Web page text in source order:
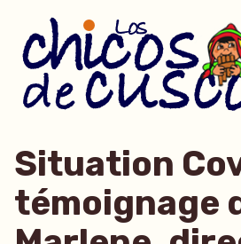
contenu
Situation
témoignage